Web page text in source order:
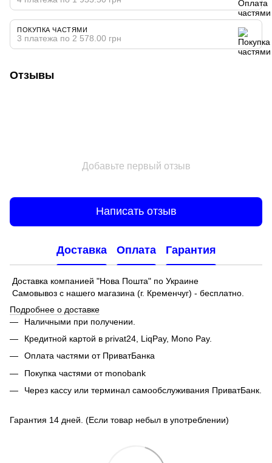
ПОКУПКА ЧАСТЯМИ
3 платежа по 2 578.00 грн
Отзывы
Добавьте первый отзыв
Написать отзыв
Доставка Оплата Гарантия
Доставка компанией "Нова Пошта" по Украине
Самовывоз с нашего магазина (г. Кременчуг) - бесплатно.
Подробнее о доставке
Наличными при получении.
Кредитной картой в privat24, LiqPay, Mono Pay.
Оплата частями от ПриватБанка
Покупка частями от monobank
Через кассу или терминал самообслуживания ПриватБанк.
Гарантия 14 дней. (Если товар небыл в употреблении)